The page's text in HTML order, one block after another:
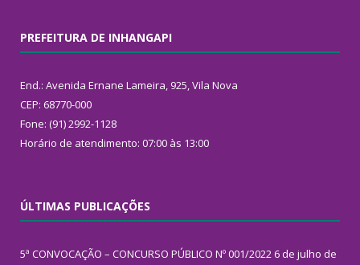
PREFEITURA DE INHANGAPI
End.: Avenida Ernane Lameira, 925, Vila Nova
CEP: 68770-000
Fone: (91) 2992-1128
Horário de atendimento: 07:00 às 13:00
ÚLTIMAS PUBLICAÇÕES
5ª CONVOCAÇÃO – CONCURSO PÚBLICO Nº 001/2022 6 de julho de